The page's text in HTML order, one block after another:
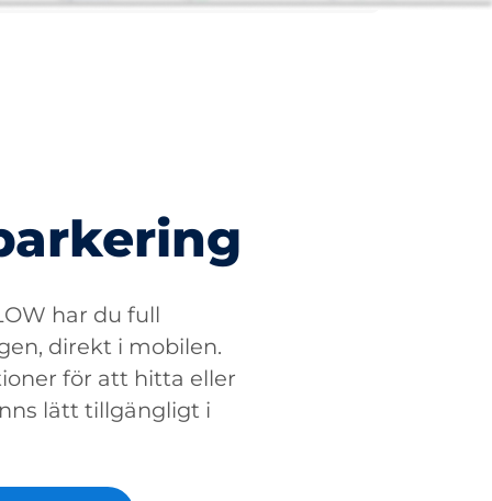
har du full
direkt i mobilen.
för att hitta eller
lätt tillgängligt i